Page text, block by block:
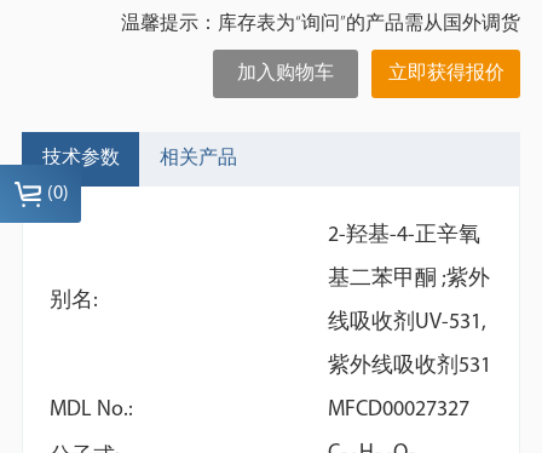
温馨提示：库存表为“询问”的产品需从国外调货
立即获得报价
加入购物车
技术参数 相关产品
别名:
2-羟基-4-正辛氧
基二苯甲酮 ;紫外
线吸收剂UV-531,
紫外线吸收剂531
MDL No.:
MFCD00027327
(0)